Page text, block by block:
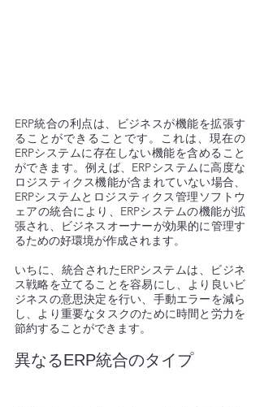
ERP統合の利点は、ビジネスが機能を拡張す
ることができることです。これは、現在の
ERPシステムに存在しない機能を含めること
ができます。例えば、ERPシステムに高度な
ロジスティクス機能が含まれていない場合、
ERPシステムとロジスティクス管理ソフトウ
ェアの統合により、ERPシステムの機能が拡
張され、ビジネスオーナーが効果的に管理す
るための好環境が作成されます。
いちに、統合されたERPシステムは、ビジネ
ス戦略を立てることを容易にし、より良いビ
ジネスの意思決定を行い、手動エラーを減ら
し、より重要なタスクのために時間と労力を
節約することができます。
異なるERP統合のタイプ